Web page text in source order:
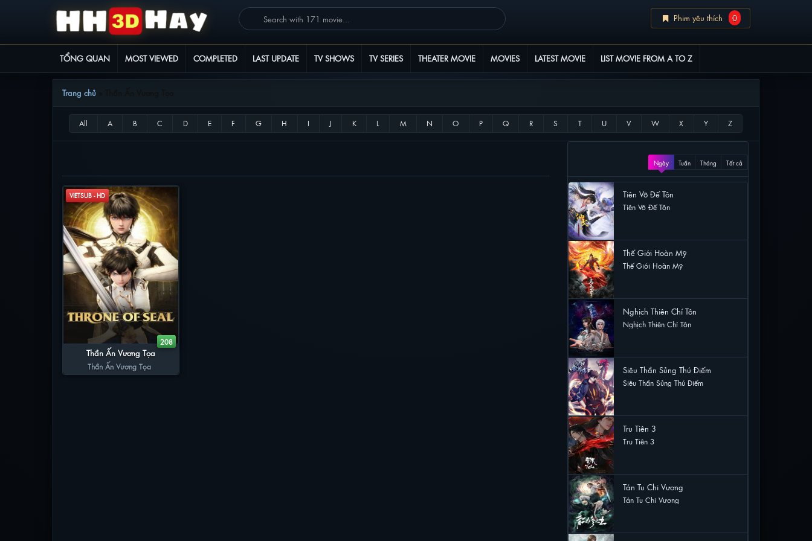
Phim yêu thích 0
TỔNG QUAN MOST VIEWED COMPLETED LAST UPDATE TV SHOWS TV SERIES THEATER MOVIE MOVIES LATEST MOVIE LIST MOVIE FROM A TO Z
Trang chủ
VIETSUB - HD
208
Thần Ấn Vương Tọa
Thần Ấn Vương Tọa
Ngày Tuần Tháng Tất cả
Tiên Võ Đế Tôn
Tiên Võ Đế Tôn
Thế Giới Hoàn Mỹ
Thế Giới Hoàn Mỹ
Nghịch Thiên Chí Tôn
Nghịch Thiên Chí Tôn
Siêu Thần Sủng Thú Điếm
Siêu Thần Sủng Thú Điếm
Tru Tiên 3
Tru Tiên 3
Tán Tu Chi Vương
Tán Tu Chi Vương